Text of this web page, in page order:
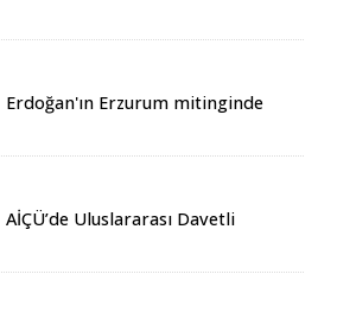
Erdoğan'ın Erzurum mitinginde
AİÇÜ’de Uluslararası Davetli